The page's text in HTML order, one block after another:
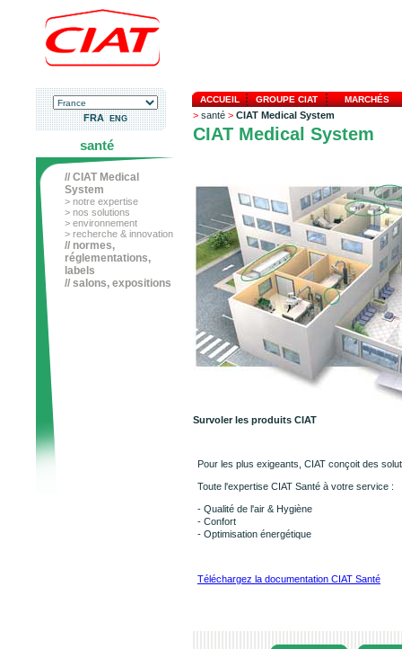
FRAENG
santé
// CIAT Medical
System
> notre expertise
> nos solutions
> environnement
> recherche & innovation
// normes,
réglementations,
labels
// salons, expositions
ACCUEIL GROUPE CIAT MARCHÉS
> santé > CIAT Medical System
CIAT Medical System
Survoler les produits CIAT
Pour les plus exigeants, CIAT conçoit des
Toute l'expertise CIAT Santé à votre service :
- Qualité de l'air & Hygiène
- Confort
- Optimisation énergétique
Téléchargez la documentation CIAT Santé